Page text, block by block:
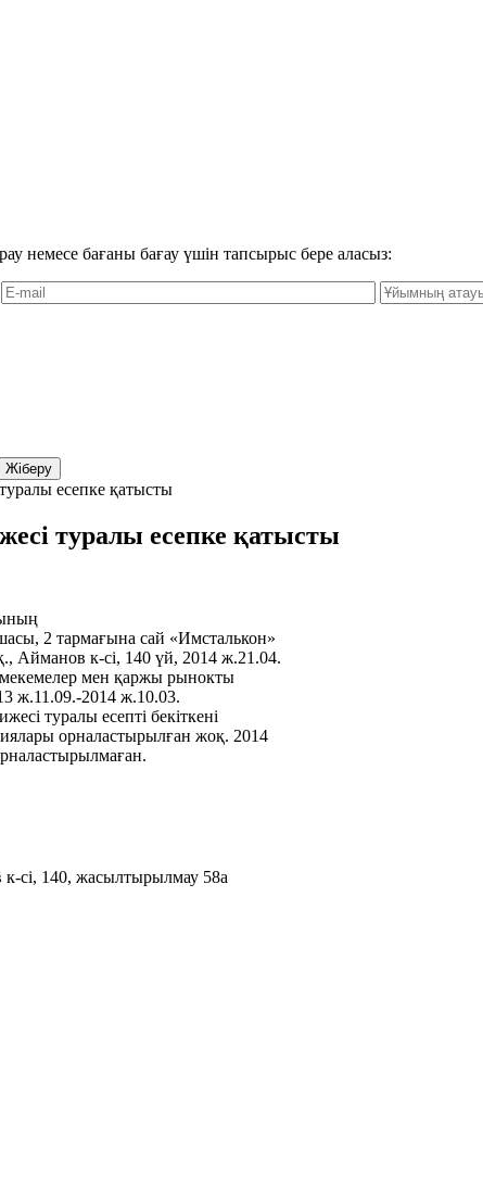
немесе бағаны бағау үшін тапсырыс бере аласыз:
есепке қатысты
туралы есепке қатысты
2 тармағына сай «Имсталькон»
Айманов к-сі, 140 үй, 2014 ж.21.04.
мен қаржы рынокты
ж.11.09.-2014 ж.10.03.
туралы есепті бекіткені
орналастырылған жоқ. 2014
сі, 140, жасылтырылмау 58а